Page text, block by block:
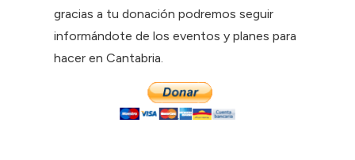
gracias a tu donación podremos seguir
informándote de los eventos y planes para
hacer en Cantabria.